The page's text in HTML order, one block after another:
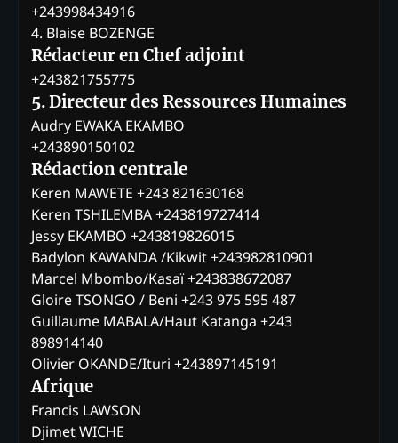
+243998434916
4. Blaise BOZENGE
Rédacteur en Chef adjoint
+243821755775
5. Directeur des Ressources Humaines
Audry EWAKA EKAMBO
+243890150102
Rédaction centrale
Keren MAWETE +243 821630168
Keren TSHILEMBA +243819727414
Jessy EKAMBO +243819826015
Badylon KAWANDA /Kikwit +243982810901
Marcel Mbombo/Kasaï +243838672087
Gloire TSONGO / Beni +243 975 595 487
Guillaume MABALA/Haut Katanga +243
898914140
Olivier OKANDE/Ituri +243897145191
Afrique
Francis LAWSON
Djimet WICHE